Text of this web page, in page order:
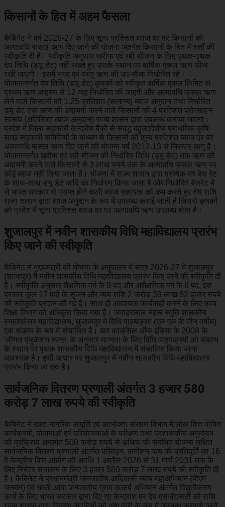
किसानों के हित में अहम फैसला
कैबिनेट ने वर्ष 2026-27 के लिए शून्य प्रतिशत ब्याज दर पर किसानों को
अल्पावधि फसल ऋण दिए जाने की योजना अंतर्गत किसानों के हित में शर्तों की
स्वीकृति दी है। स्वीकृति अनुसार खरीफ एवं रबी सीजन के लिए पृथक-पृथक
देय तिथि (ड्यू डेट) नहीं रखते हुए उसके स्थान पर वार्षिक एकल ऋण सीमा
रखी जाएगी। इसमें नगद एवं वस्तु ऋण की उप-सीमा निर्धारित रहे।
योजनान्तर्गत देय तिथि (डयू डेट) कृषकों को स्वीकृत वार्षिक एकल लिमिट से
प्रथम ऋण आहरण से 12 माह निर्धारित की जाएगी और अल्पावधि फसल ऋण
लेने वाले किसानों को 1.25 प्रतिशत (सामान्य) ब्याज अनुदान तथा निर्धारित
ड्यू डेट तक ऋण की अदायगी करने वाले किसानों को 4 प्रतिशत प्रोत्साहन
स्वरूप (अतिरिक्त ब्याज अनुदान) राज्य शासन द्वारा उपलब्ध कराया जाएगा।
प्रदेश में जिला सहकारी केन्द्रीय बैंकों से संबद्ध बहुउददेशीय प्राथमिक कृषि
साख सहकारी समितियों के माध्यम से किसानों को शून्य प्रतिशत ब्याज दर पर
अल्पावधि फसल ऋण दिए जाने की योजना वर्ष 2012-13 से निरन्तर लागू है।
योजनान्तर्गत खरीफ एवं रबी सीजन की निर्धारित तिथि (ड्यू डेट) तक ऋण की
अदायगी करने वाले किसानों से 3 लाख रुपये तक के अल्पावधि फसल ऋण पर
कोई ब्याज नहीं लिया जाता है। योजना में राज्य शासन द्वारा प्रत्येक वर्ष बेस रेट
के साथ-साथ डयू डेट आदि का निर्धारण किया जाता है और निर्धारित बेसरेट में
से भारत सरकार से प्राप्त होने वाली ब्याज सहायता को कम करते हुए शेष राशि
राज्य शासन द्वारा ब्याज अनुदान के रूप में उपलब्ध कराई जाती है जिससे कृषकों
को प्रदेश में शून्य प्रतिशत ब्याज दर पर अल्पावधि ऋण उपलब्ध होता है।
शुजालपुर में नवीन शासकीय विधि महाविद्यालय प्रारंभ
किए जाने की स्वीकृति
कैबिनेट ने मुख्यमंत्री की घोषणा के अनुपालन में सत्र 2026-27 में शुजालपुर
(शाजापुर) में नवीन शासकीय विधि महाविद्यालय प्रारंभ किए जाने की स्वीकृति दी
है। स्वीकृति अनुसार शैक्षणिक वर्ग के 9 पद और अशैक्षणिक वर्ग के 8 पद, इस
प्रकार कुल 17 पदों के सृजन और व्यय राशि 2 करोड़ 39 लाख 92 हजार रुपये
की स्वीकृति प्रदान की गई है। साथ ही आवश्यक कार्यवाही करने के लिए उच्च
शिक्षा विभाग को अधिकृत किया गया है। जवाहरलाल नेहरू स्मृति शासकीय
स्नातकोत्तर महाविद्यालय, शुजालपुर में विधि पाठ्यक्रम (एल एल बी तीन वर्षीय)
एक संकाय के रूप में संचालित है। बार काउंसिल ऑफ इंडिया के 2008 के
'लीगल एजुकेशन रूल्स' के अनुसार मान्यता के लिए विधि पाठ्यक्रमों को संकाय
के स्थान पर पृथक शासकीय विधि महाविद्यालय में संचालित किया जाना
आवश्यक है। इसी आधार पर शुजालपुर में नवीन शासकीय विधि महाविद्यालय
प्रारंभ किया जा रहा है।
सार्वजनिक वितरण प्रणाली अंतर्गत 3 हजार 580
करोड़ 7 लाख रुपये की स्वीकृति
कैबिनेट ने खाद्य नागरिक आपूर्ति एवं उपभोक्ता संरक्षण विभाग में लोक वित्त पोषित
कार्यक्रमों, योजनाओं एवं परियोजनाओं के परीक्षण तथा प्रशासकीय अनुमोदन
की प्रक्रिया अन्तर्गत 500 करोड़ रुपये से अधिक की संबंधित योजना लक्षित
सार्वजनिक वितरण प्रणाली अंतर्गत परिवहन, कमीशन व्यय की प्रतिपूर्ति का 16
वें केन्द्रीय वित्त आयोग की अवधि 1 अप्रैल 2026 से 31 मार्च 2031 तक के
लिए निरंतर संचालन के लिए 3 हजार 580 करोड़ 7 लाख रुपये की स्वीकृति दी
है। कैबिनेट ने प्रधानमंत्री जनजातीय आदिवासी न्याय महाअभियान (पीएम
जनमन) एवं धरती आबा जनजातीय ग्राम उत्कर्ष अभियान अंतर्गत विद्युतीकरण
कार्य के लिए भारत सरकार द्वारा दिए गए केन्द्रांश पर देय एसजीएसटी की राशि